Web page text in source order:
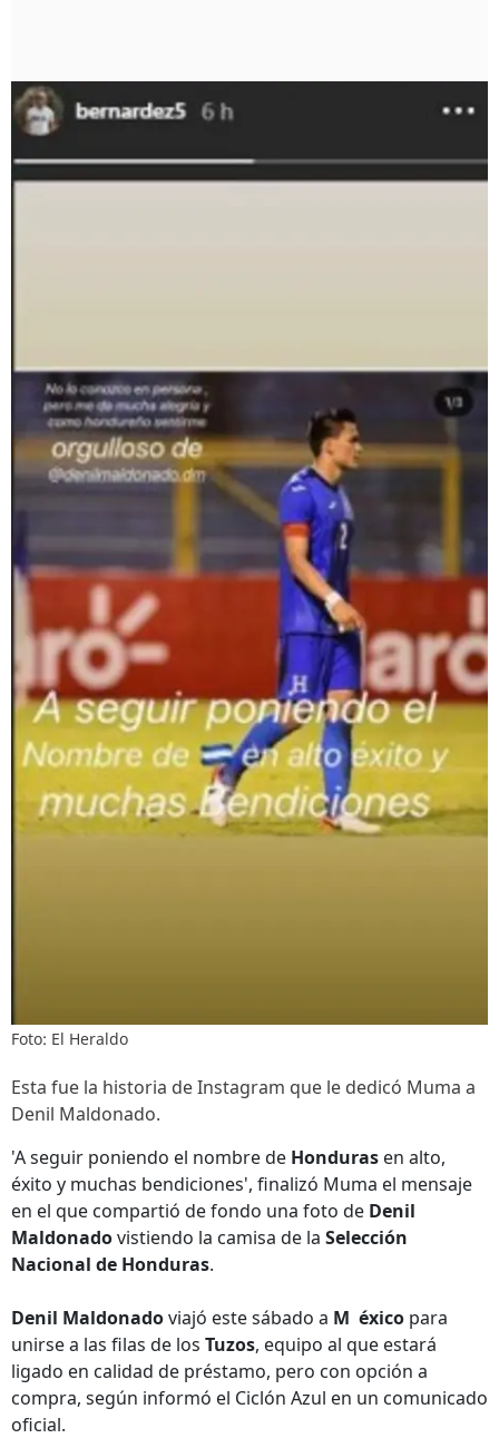
Foto: El Heraldo
Esta fue la historia de Instagram que le dedicó Muma a
Denil Maldonado.
'A seguir poniendo el nombre de Honduras en alto,
éxito y muchas bendiciones', finalizó Muma el mensaje
en el que compartió de fondo una foto de Denil
Maldonadovistiendo la camisa de la Selección
Nacional de Honduras.
Denil Maldonadoviajó este sábado a M éxico para
unirse a las filas de los Tuzos, equipo al que estará
ligado en calidad de préstamo, pero con opción a
compra, según informó el Ciclón Azul en un comunicado
oficial.